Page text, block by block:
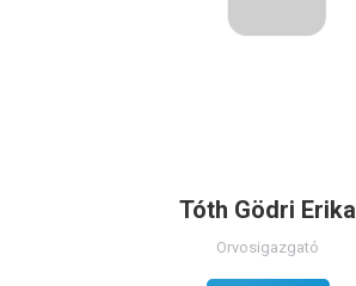
Tóth Gödri Erika
Orvosigazgató